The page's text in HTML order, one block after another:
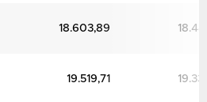
18.603,89
19.519,71